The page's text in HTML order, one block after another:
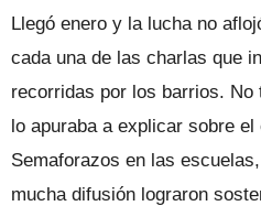
Llegó enero y la lucha no
cada una de las charlas que
recorridas por los barrios.
lo apuraba a explicar sobre
Semaforazos en las
mucha difusión lograron